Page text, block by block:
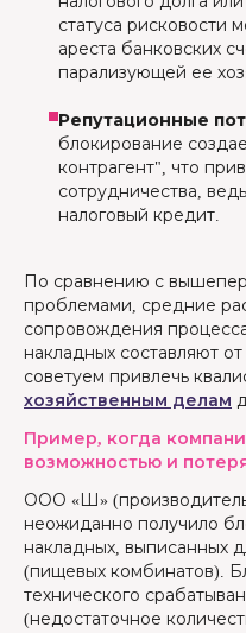
статуса рисковости
ареста банковских
парализующей ее
Репутационные
блокирование
контрагент", что
сотрудничества,
налоговый кредит.
По сравнению с
проблемами, средние
сопровождения
накладных составляют от
советуем привлечь
хозяйственным делам
Пример, когда
возможностью и
ООО «Ш»
неожиданно получило
накладных, выписанных
(пищевых комбинатов).
технического
(недостаточное